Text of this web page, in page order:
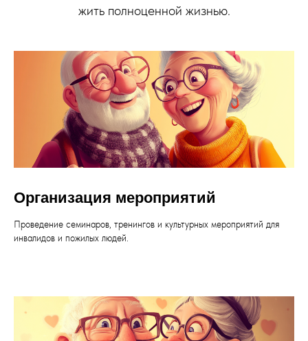
жить полноценной жизнью.
Организация мероприятий
Проведение семинаров, тренингов и культурных мероприятий для
инвалидов и пожилых людей.